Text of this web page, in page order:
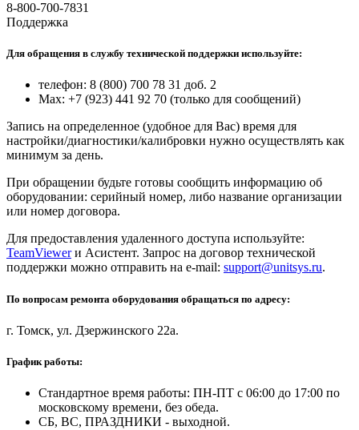
8-800-700-7831
Поддержка
Для обращения в службу технической поддержки используйте:
телефон: 8 (800) 700 78 31 доб. 2
Max: +7 (923) 441 92 70 (только для сообщений)
Запись на определенное (удобное для Вас) время для
настройки/диагностики/калибровки нужно осуществлять как
минимум за день.
При обращении будьте готовы сообщить информацию об
оборудовании: серийный номер, либо название организации
или номер договора.
Для предоставления удаленного доступа используйте:
TeamViewerи Асистент. Запрос на договор технической
поддержки можно отправить на e-mail: support@unitsys.ru.
По вопросам ремонта оборудования обращаться по адресу:
г. Томск, ул. Дзержинского 22а.
График работы:
Стандартное время работы: ПН-ПТ с 06:00 до 17:00 по
московскому времени, без обеда.
СБ, ВС, ПРАЗДНИКИ - выходной.